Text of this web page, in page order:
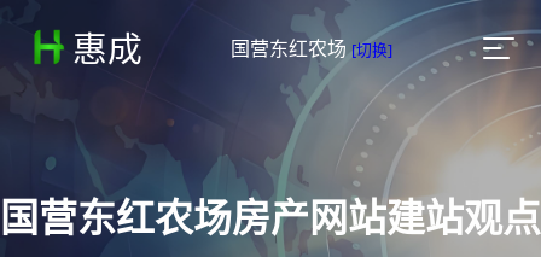
惠成 国营东红农场[切换] 
国营东红农场房产网站建站观点